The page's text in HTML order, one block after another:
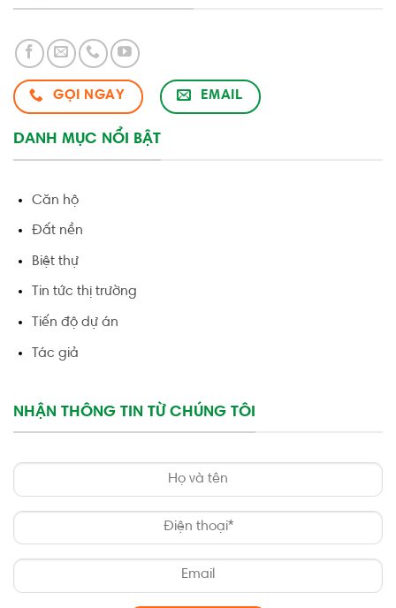
GỌI NGAY EMAIL
DANH MỤC NỔI BẬT
Căn hộ
Đất nền
Biệt thự
Tin tức thị trường
Tiến độ dự án
Tác giả
NHẬN THÔNG TIN TỪ CHÚNG TÔI